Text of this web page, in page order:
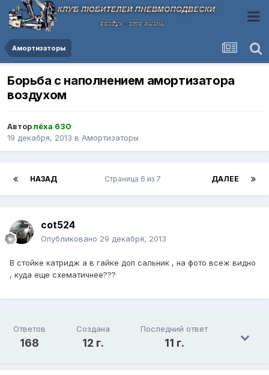
Амортизаторы
Борьба с наполнением амортизатора
воздухом
Авторлёха 630
19 декабря, 2013 в Амортизаторы
НАЗАД ДАЛЕЕ
Страница 6 из 7
cot524
Опубликовано 29 декабря, 2013
В стойке катридж а в гайке доп сальник , на фото всеж видно
, куда еще схематичнее???
Ответов
168
Создана
12 г.
Последний ответ
11 г.